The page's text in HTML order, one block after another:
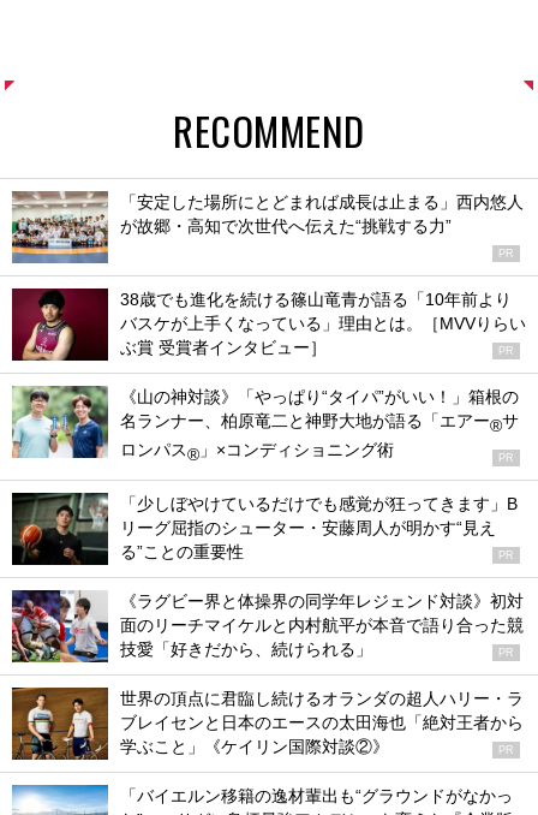
RECOMMEND
「安定した場所にとどまれば成長は止まる」西内悠人
が故郷・高知で次世代へ伝えた“挑戦する力”
PR
38歳でも進化を続ける篠山竜青が語る「10年前より
バスケが上手くなっている」理由とは。［MVVりらい
ぶ賞 受賞者インタビュー］
PR
《山の神対談》「やっぱり“タイパ”がいい！」箱根の
名ランナー、柏原竜二と神野大地が語る「エアー®サ
ロンパス® 」×コンディショニング術 PR
「少しぼやけているだけでも感覚が狂ってきます」B
リーグ屈指のシューター・安藤周人が明かす“見え
る”ことの重要性
PR
《ラグビー界と体操界の同学年レジェンド対談》初対
面のリーチマイケルと内村航平が本音で語り合った競
技愛「好きだから、続けられる」
PR
世界の頂点に君臨し続けるオランダの超人ハリー・ラ
ブレイセンと日本のエースの太田海也「絶対王者から
学ぶこと」《ケイリン国際対談②》
PR
「バイエルン移籍の逸材輩出も“グラウンドがなかっ